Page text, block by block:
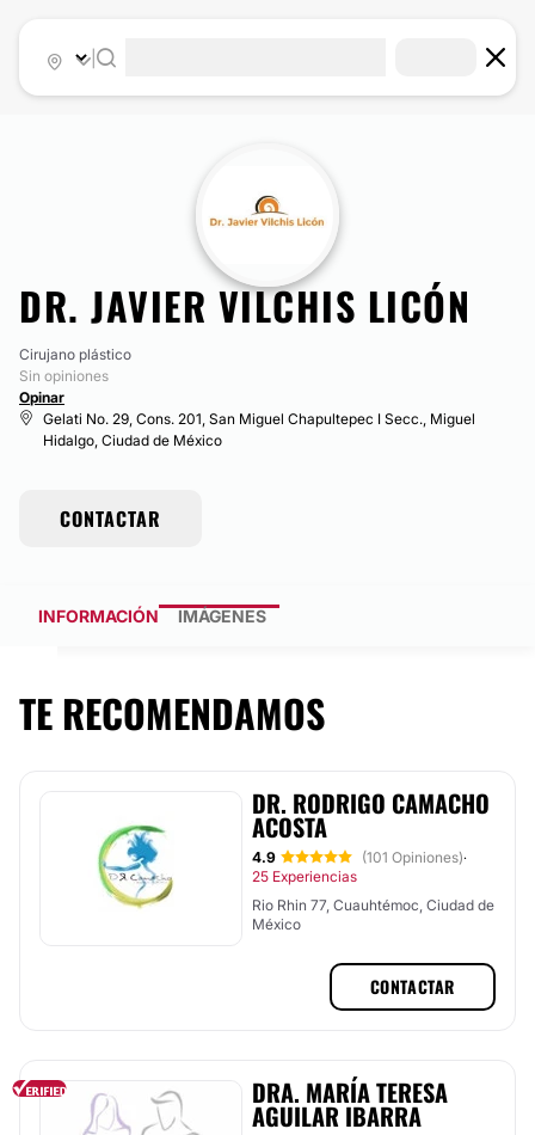
DR. JAVIER VILCHIS LICÓN
Cirujano plástico
Sin opiniones
Opinar
Gelati No. 29, Cons. 201, San Miguel Chapultepec I Secc., Miguel
Hidalgo, Ciudad de México
CONTACTAR
INFORMACIÓN IMÁGENES
TE RECOMENDAMOS
DR. RODRIGO CAMACHO
ACOSTA
4.9 (101 Opiniones)·
25 Experiencias
Rio Rhin 77, Cuauhtémoc, Ciudad de
México
CONTACTAR
DRA. MARÍA TERESA
AGUILAR IBARRA